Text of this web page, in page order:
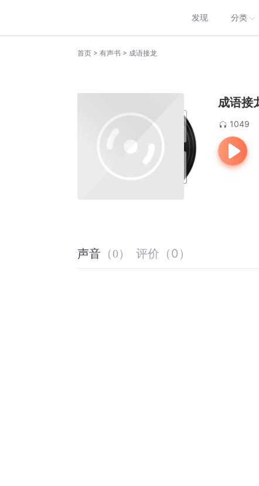
发现 分类
首页 > 有声书 > 成语接龙
成语接
1049
声音 （0） 评价 （0 ）